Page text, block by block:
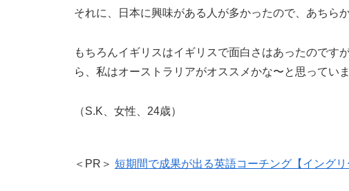
それに、日本に興味がある人が多かったので、あちら
もちろんイギリスはイギリスで面白さはあったのです
ら、私はオーストラリアがオススメかな〜と思っていま
（S.K、女性、24歳）
＜PR＞ 短期間で成果が出る英語コーチング【イングリ